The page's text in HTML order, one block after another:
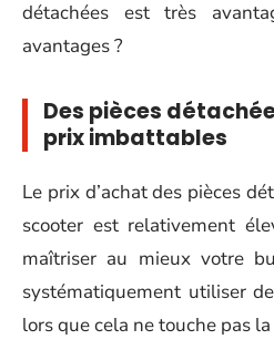
détachées est très
avantages ?
Des pièces
prix imbattables
Le prix d’achat des pièces
scooter est relativement
maîtriser au mieux votre
systématiquement utiliser
lors que cela ne touche pas